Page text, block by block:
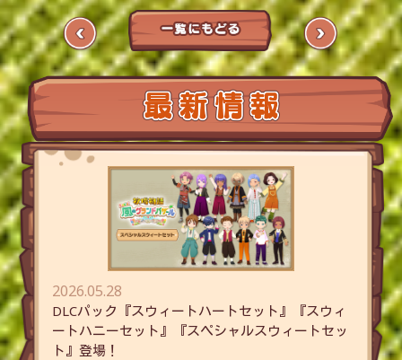
2026.05.28
DLCパック『スウィートハートセット』『スウィ
ートハニーセット』『スペシャルスウィートセッ
ト』登場！